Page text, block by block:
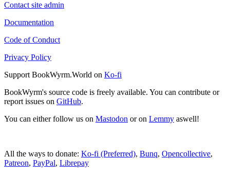
Contact site admin
Documentation
Code of Conduct
Privacy Policy
Support BookWyrm.World on Ko-fi
BookWyrm's source code is freely available. You can contribute or
report issues on GitHub.
You can either follow us on Mastodon or on Lemmy aswell!
All the ways to donate: Ko-fi (Preferred), Bunq, Opencollective,
Patreon, PayPal, Librepay